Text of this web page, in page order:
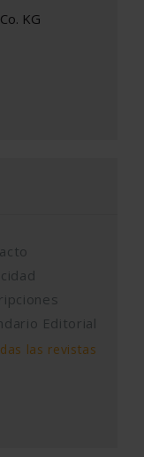
KG
Editorial
las revistas